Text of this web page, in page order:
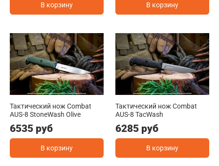
В корзину В корзину
Тактический нож Combat
AUS-8 StoneWash Olive
6535 руб
В корзину
Тактический нож Combat
AUS-8 TacWash
6285 руб
В корзину